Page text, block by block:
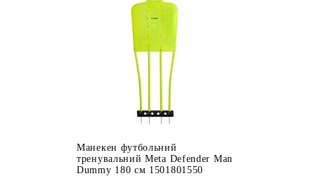
Манекен футбольний
тренувальний Meta Defender Man
Dummy 180 см 1501801550